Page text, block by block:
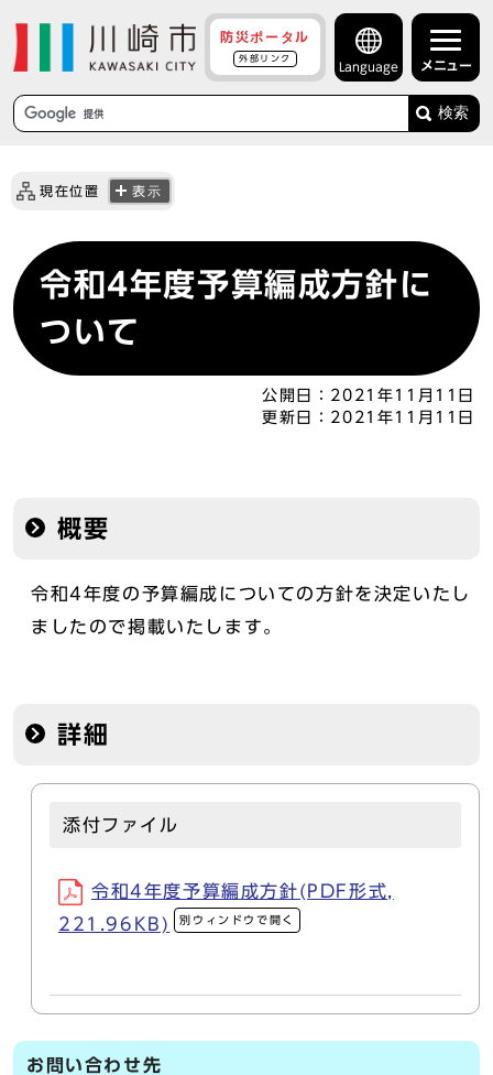
防災ポータル
外部リンク
Language メニュー
検索
現在位置 表示
令和4年度予算編成方針に
ついて
公開日： 2021年11月11日
更新日： 2021年11月11日
概要
令和4年度の予算編成についての方針を決定いたし
ましたので掲載いたします。
詳細
添付ファイル
令和4年度予算編成方針(PDF形式,
221.96KB)
別ウィンドウで開く
お問い合わせ先